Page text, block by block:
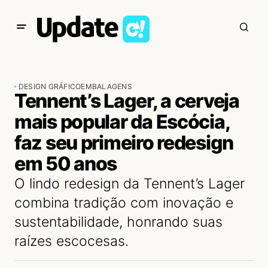
DESIGN GRÁFICOEMBALAGENS
Tennent’s Lager, a cerveja
mais popular da Escócia,
faz seu primeiro redesign
em 50 anos
O lindo redesign da Tennent’s Lager
combina tradição com inovação e
sustentabilidade, honrando suas
raízes escocesas.